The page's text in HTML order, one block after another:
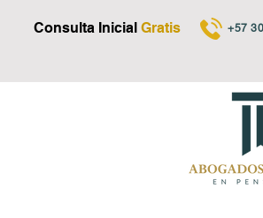
Consulta Inicial Gratis +57